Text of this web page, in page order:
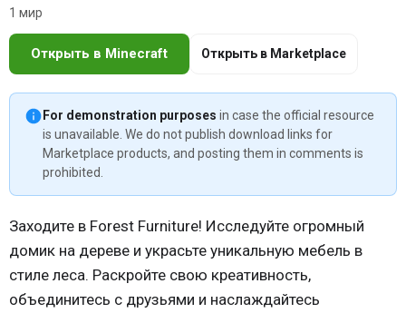
1 мир
Открыть в Minecraft Открыть в Marketplace
For demonstration purposes in case the official resource
is unavailable. We do not publish download links for
Marketplace products, and posting them in comments is
prohibited.
Заходите в Forest Furniture! Исследуйте огромный
домик на дереве и украсьте уникальную мебель в
стиле леса. Раскройте свою креативность,
объединитесь с друзьями и наслаждайтесь